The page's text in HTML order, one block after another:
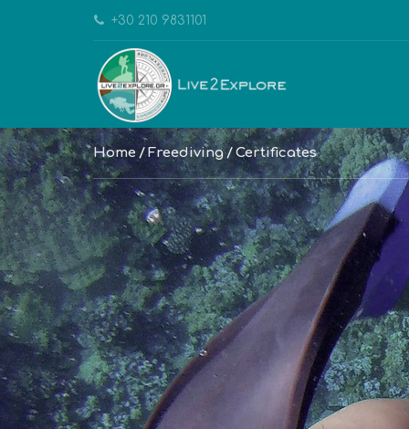
+30 210 9831101
Home Freediving Certificates